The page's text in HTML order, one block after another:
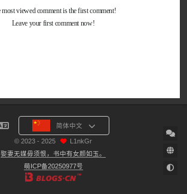
简体中文
© 2023 - 2025
L1nkGr
娶妻无媒毋须恨，书中有女颜如玉。
萌ICP备20250977号